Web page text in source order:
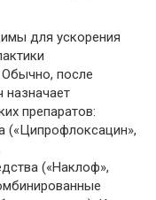
для ускорения
после
назначает
препаратов:
(«Ципрофлоксацин»,
(«Наклоф»,